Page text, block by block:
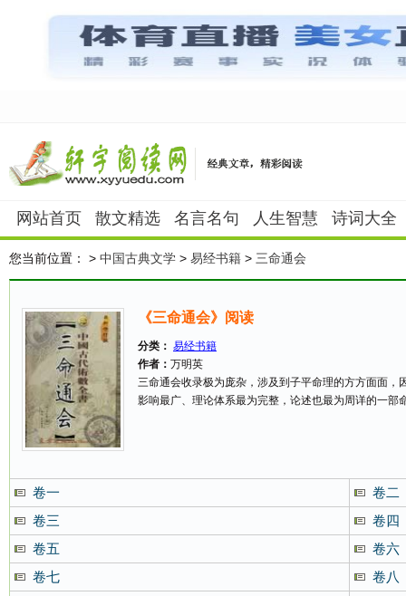
网站首页 散文精选 名言名句 人生智慧 诗词大全
您当前位置： > 中国古典文学 > 易经书籍 > 三命通会
《三命通会》阅读
分类： 易经书籍
作者： 万明英
三命通会收录极为庞杂，涉及到子平命理的方方面面
影响最广、理论体系最为完整，论述也最为周详的一部
卷一
卷二
卷三
卷四
卷五
卷六
卷七
卷八